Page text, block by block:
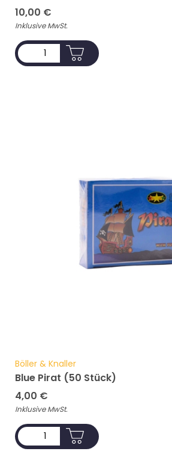
10,00 €
Inklusive MwSt.
Böller & Knaller
Blue Pirat (50 Stück)
4,00 €
Inklusive MwSt.